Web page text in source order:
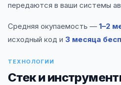
передаются в ваши системы
Средняя окупаемость — 1–2
исходный код и 3 месяца
ТЕХНОЛОГИИ
Стек и